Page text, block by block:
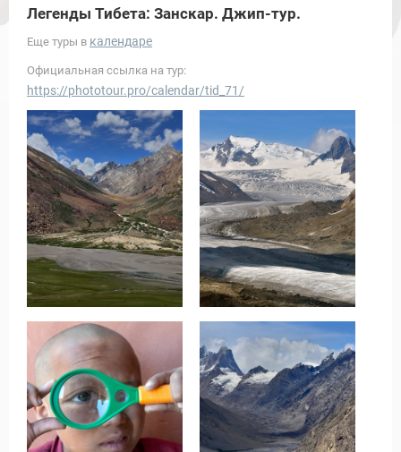
Легенды Тибета: Занскар. Джип-тур.
Еще туры в календаре
Официальная ссылка на тур:
https://phototour.pro/calendar/tid_71/